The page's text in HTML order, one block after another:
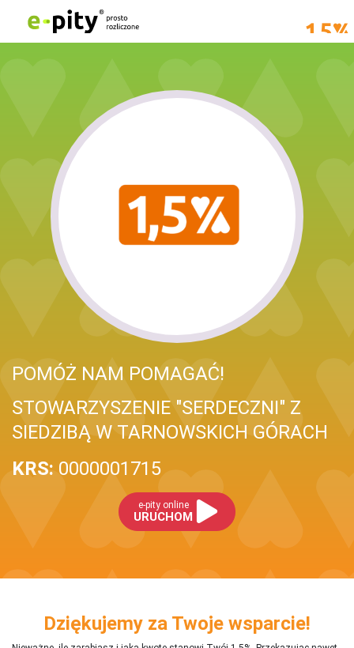
POMÓŻ NAM POMAGAĆ!
STOWARZYSZENIE "SERDECZNI" Z
SIEDZIBĄ W TARNOWSKICH GÓRACH
KRS: 0000001715
e-pity online
URUCHOM
Dziękujemy za Twoje wsparcie!